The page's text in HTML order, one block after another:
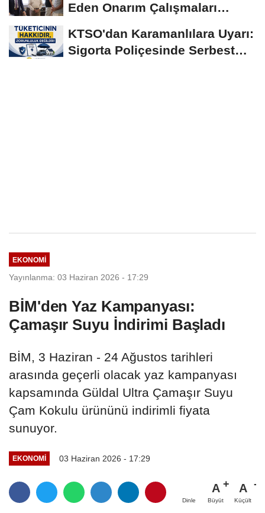
Eden Onarım Çalışmaları
KTSO'dan Karamanlılara Uyarı:
Sigorta Poliçesinde Serbest
EKONOMI
Yayınlanma: 03 Haziran 2026 - 17:29
BİM'den Yaz Kampanyası:
Çamaşır Suyu İndirimi Başladı
BİM, 3 Haziran - 24 Ağustos tarihleri
arasında geçerli olacak yaz kampanyası
kapsamında Güldal Ultra Çamaşır Suyu
Çam Kokulu ürününü indirimli fiyata
sunuyor.
EKONOMI 03 Haziran 2026 - 17:29
Dinle
A
Büyüt
A
Küçült